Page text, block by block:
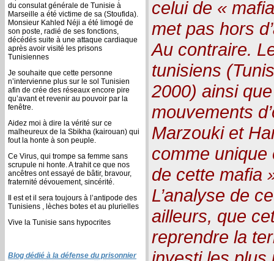
du consulat générale de Tunisie à
Marseille a été victime de sa (Stoufida).
Monsieur Kahled Néji a été limogé de
son poste, radié de ses fonctions,
décédés suite à une attaque cardiaque
après avoir visité les prisons
Tunisiennes
Je souhaite que cette personne
n’intervienne plus sur le sol Tunisien
afin de crée des réseaux encore pire
qu’avant et revenir au pouvoir par la
fenêtre.
Aidez moi à dire la vérité sur ce
malheureux de la Sbikha (kairouan) qui
fout la honte à son peuple.
Ce Virus, qui trompe sa femme sans
scrupule ni honte. A trahit ce que nos
ancêtres ont essayé de bâtir, bravour,
fraternité dévouement, sincérité.
Il est et il sera toujours à l’antipode des
Tunisiens , lèches botes et au plurielles
Vive la Tunisie sans hypocrites
Blog dédié à la défense du prisonnier
celui de «
met pas hors
Au contraire.
tunisiens
2000) ainsi
mouvements
Marzouki et
comme unique
de cette mafia
L’analyse de
ailleurs, que
reprendre la